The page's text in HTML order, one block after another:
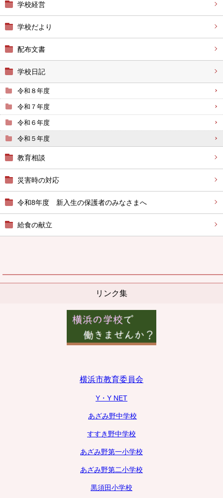
学校経営
学校だより
配布文書
学校日記
令和８年度
令和７年度
令和６年度
令和５年度
教育相談
災害時の対応
令和8年度 新入生の保護者のみなさまへ
給食の献立
リンク集
横浜市教育委員会
Y・Y NET
あざみ野中学校
すすき野中学校
あざみ野第一小学校
あざみ野第二小学校
黒須田小学校